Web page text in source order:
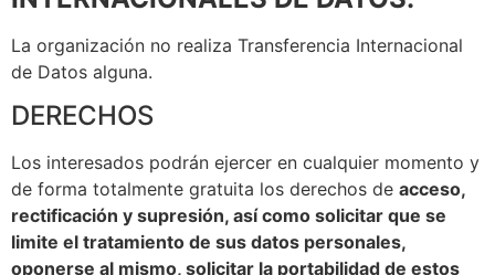
La organización no realiza Transferencia Internacional
de Datos alguna.
DERECHOS
Los interesados podrán ejercer en cualquier momento y
de forma totalmente gratuita los derechos de acceso,
rectificación y supresión, así como solicitar que se
limite el tratamiento de sus datos personales,
oponerse al mismo, solicitar la portabilidad de estos